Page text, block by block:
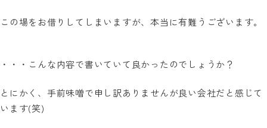
この場をお借りしてしまいますが、本当に有難うございます。
・・・こんな内容で書いていて良かったのでしょうか？
とにかく、手前味噌で申し訳ありませんが良い会社だと感じて
います(笑)